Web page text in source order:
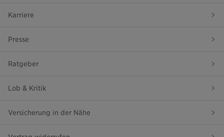
Karriere
Presse
Ratgeber
Lob & Kritik
Versicherung in der Nähe